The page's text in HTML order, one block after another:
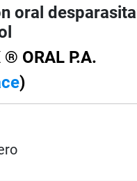
oral
ORAL P.A.
)